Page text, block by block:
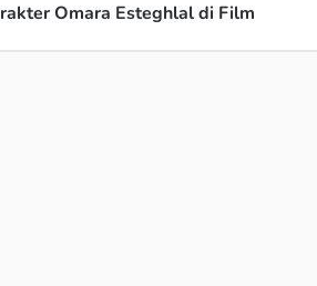
Omara Esteghlal di Film